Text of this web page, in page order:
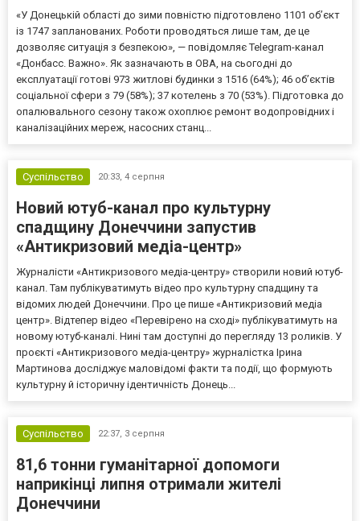
«У Донецькій області до зими повністю підготовлено 1101 об’єкт
із 1747 запланованих. Роботи проводяться лише там, де це
дозволяє ситуація з безпекою», — повідомляє Telegram-канал
«Донбасс. Важно». Як зазначають в ОВА, на сьогодні до
експлуатації готові 973 житлові будинки з 1516 (64%); 46 об’єктів
соціальної сфери з 79 (58%); 37 котелень з 70 (53%). Підготовка до
опалювального сезону також охоплює ремонт водопровідних і
каналізаційних мереж, насосних станц...
Суспільство 20:33, 4 серпня
Новий ютуб-канал про культурну
спадщину Донеччини запустив
«Антикризовий медіа-центр»
Журналісти «Антикризового медіа-центру» створили новий ютуб-
канал. Там публікуватимуть відео про культурну спадщину та
відомих людей Донеччини. Про це пише «Антикризовий медіа
центр». Відтепер відео «Перевірено на сході» публікуватимуть на
новому ютуб-каналі. Нині там доступні до перегляду 13 роликів. У
проєкті «Антикризового медіа-центру» журналістка Ірина
Мартинова досліджує маловідомі факти та події, що формують
культурну й історичну ідентичність Донець...
Суспільство 22:37, 3 серпня
81,6 тонни гуманітарної допомоги
наприкінці липня отримали жителі
Донеччини